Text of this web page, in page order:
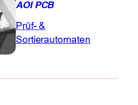
AOI PCB
Prüf- &
Sortierautomaten